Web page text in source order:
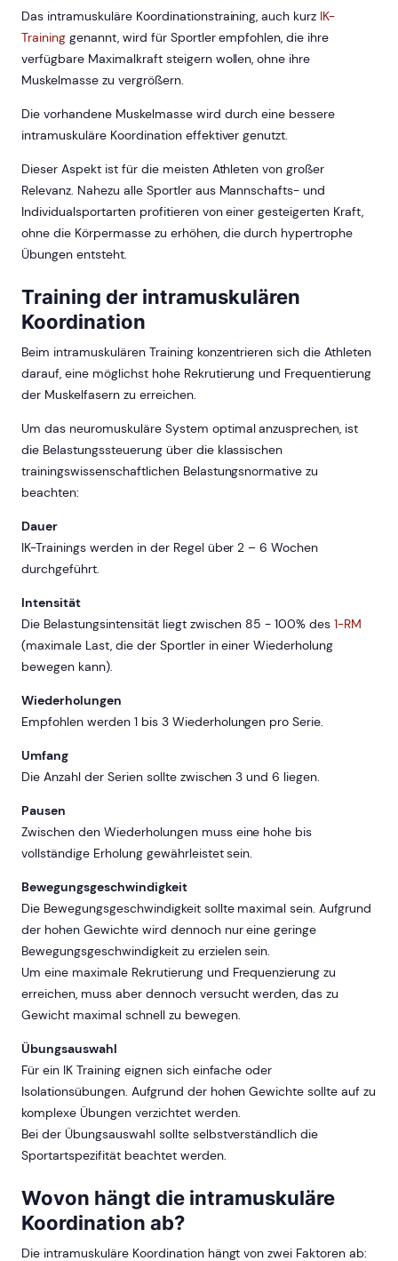
Das intramuskuläre Koordinationstraining, auch kurz IK-
Traininggenannt, wird für Sportler empfohlen, die ihre
verfügbare Maximalkraft steigern wollen, ohne ihre
Muskelmasse zu vergrößern.
Die vorhandene Muskelmasse wird durch eine bessere
intramuskuläre Koordination effektiver genutzt.
Dieser Aspekt ist für die meisten Athleten von großer
Relevanz. Nahezu alle Sportler aus Mannschafts- und
Individualsportarten profitieren von einer gesteigerten Kraft,
ohne die Körpermasse zu erhöhen, die durch hypertrophe
Übungen entsteht.
Training der intramuskulären
Koordination
Beim intramuskulären Training konzentrieren sich die Athleten
darauf, eine möglichst hohe Rekrutierung und Frequentierung
der Muskelfasern zu erreichen.
Um das neuromuskuläre System optimal anzusprechen, ist
die Belastungssteuerung über die klassischen
trainingswissenschaftlichen Belastungsnormative zu
beachten:
Dauer
IK-Trainings werden in der Regel über 2 – 6 Wochen
durchgeführt.
Intensität
Die Belastungsintensität liegt zwischen 85 - 100% des1-RM
(maximale Last, die der Sportler in einer Wiederholung
bewegen kann).
Wiederholungen
Empfohlen werden 1 bis 3 Wiederholungen pro Serie.
Umfang
Die Anzahl der Serien sollte zwischen 3 und 6 liegen.
Pausen
Zwischen den Wiederholungen muss eine hohe bis
vollständige Erholung gewährleistet sein.
Bewegungsgeschwindigkeit
Die Bewegungsgeschwindigkeit sollte maximal sein. Aufgrund
der hohen Gewichte wird dennoch nur eine geringe
Bewegungsgeschwindigkeit zu erzielen sein.
Um eine maximale Rekrutierung und Frequenzierung zu
erreichen, muss aber dennoch versucht werden, das zu
Gewicht maximal schnell zu bewegen.
Übungsauswahl
Für ein IK Training eignen sich einfache oder
Isolationsübungen. Aufgrund der hohen Gewichte sollte auf zu
komplexe Übungen verzichtet werden.
Bei der Übungsauswahl sollte selbstverständlich die
Sportartspezifität beachtet werden.
Wovon hängt die intramuskuläre
Koordination ab?
Die intramuskuläre Koordination hängt von zwei Faktoren ab: